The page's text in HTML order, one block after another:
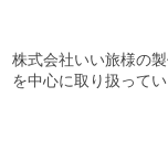
株式会社いい旅様の
を中心に取り扱って